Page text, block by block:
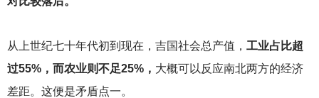
从上世纪七十年代初到现在，吉国社会总产值， 工业占比超
过55%，而农业则不足25%， 大概可以反应南北两方的经济
差距。这便是矛盾点一。